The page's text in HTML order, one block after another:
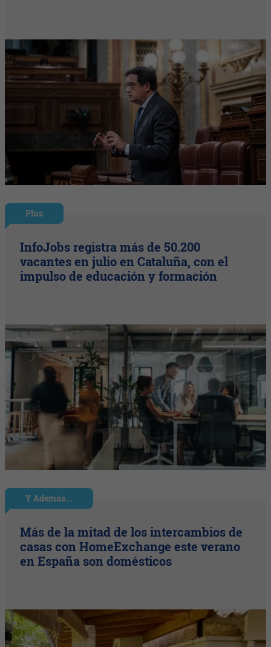
Plus
InfoJobs registra más de 50.200
vacantes en julio en Cataluña, con el
impulso de educación y formación
Y Además...
Más de la mitad de los intercambios de
casas con HomeExchange este verano
en España son domésticos